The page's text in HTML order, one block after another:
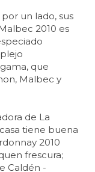
un lado, sus
2010 es
que
Malbec y
de La
tiene buena
2010
frescura;
Caldén -